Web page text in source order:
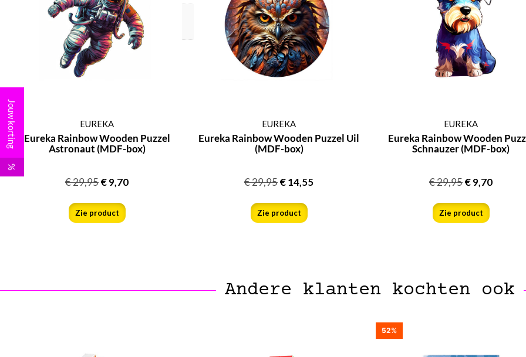
Breinbreker
EUREKA
Eureka Rainbow Wooden Puzzel
Astronaut (MDF-box)
€29,95€9,70
Zie product
EUREKA
Eureka Rainbow Wooden Puzzel Uil
(MDF-box)
€29,95€14,55
Zie product
EUREKA
Eureka Rainbow Wooden
Schnauzer (MDF-box)
€29,95€9,70
Zie product
Andere klanten kochten ook
52%
Jouw korting
%